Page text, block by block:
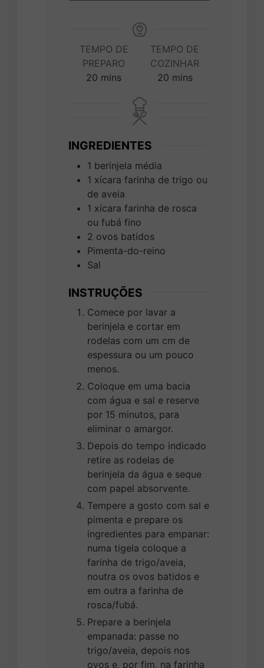
TEMPO DE
PREPARO
20 minutes
mins
TEMPO DE
COZINHAR
20minutes
mins
INGREDIENTES
1 berinjela média
1 xícara farinha de trigo ou
de aveia
1 xícara farinha de rosca
ou fubá fino
2 ovos batidos
Pimenta-do-reino
Sal
INSTRUÇÕES
Comece por lavar a
berinjela e cortar em
rodelas com um cm de
espessura ou um pouco
menos.
Coloque em uma bacia
com água e sal e reserve
por 15 minutos, para
eliminar o amargor.
Depois do tempo indicado
retire as rodelas de
berinjela da água e seque
com papel absorvente.
Tempere a gosto com sal e
pimenta e prepare os
ingredientes para empanar:
numa tigela coloque a
farinha de trigo/aveia,
noutra os ovos batidos e
em outra a farinha de
rosca/fubá.
Prepare a berinjela
empanada: passe no
trigo/aveia, depois nos
ovos e, por fim, na farinha